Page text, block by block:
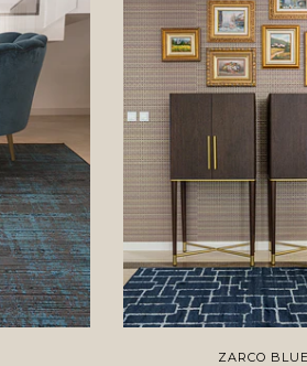
ZARCO BLUE